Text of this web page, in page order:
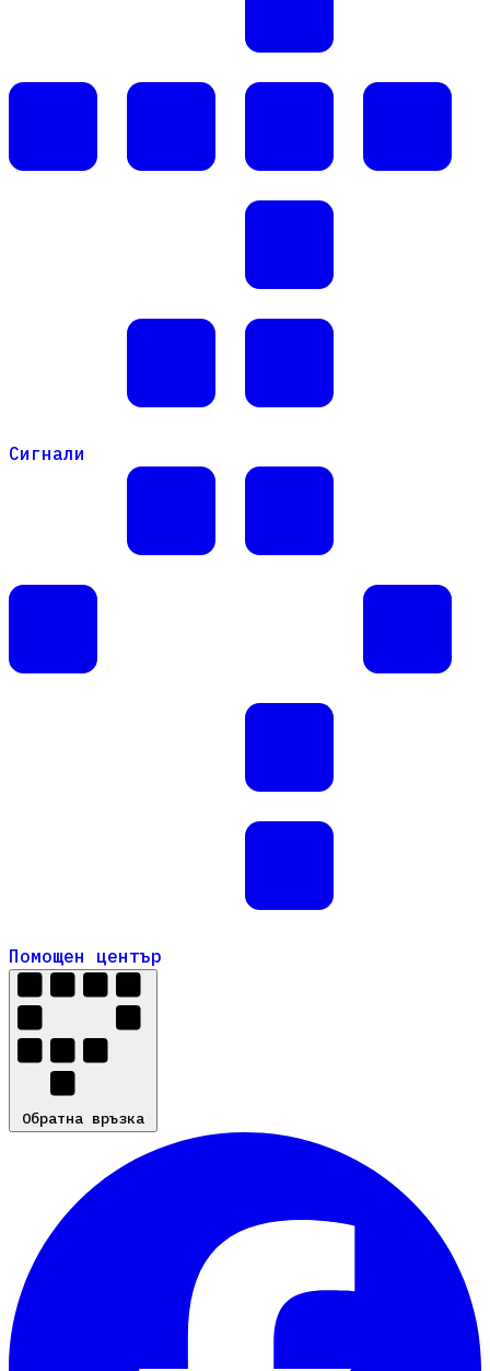
Сигнали
Помощен център
Помощен център
Обратна връзка
Обратна връзка